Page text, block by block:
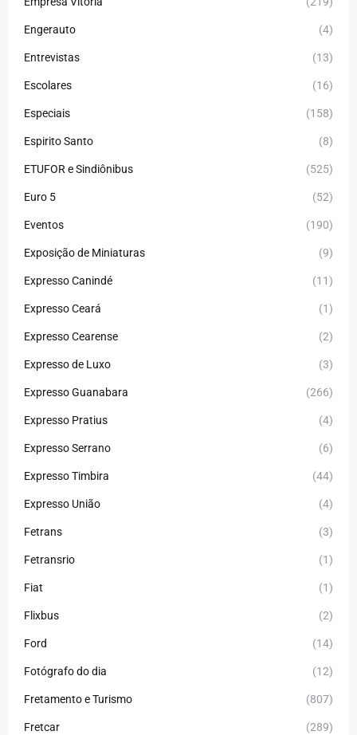
Engerauto (4)
Entrevistas (13)
Escolares (16)
Especiais (158)
Espirito Santo (8)
ETUFOR e Sindiônibus (525)
Euro 5 (52)
Eventos (190)
Exposição de Miniaturas (9)
Expresso Canindé (11)
Expresso Ceará (1)
Expresso Cearense (2)
Expresso de Luxo (3)
Expresso Guanabara (266)
Expresso Pratius (4)
Expresso Serrano (6)
Expresso Timbira (44)
Expresso União (4)
Fetrans (3)
Fetransrio (1)
Fiat (1)
Flixbus (2)
Ford (14)
Fotógrafo do dia (12)
Fretamento e Turismo (807)
Fretcar (289)